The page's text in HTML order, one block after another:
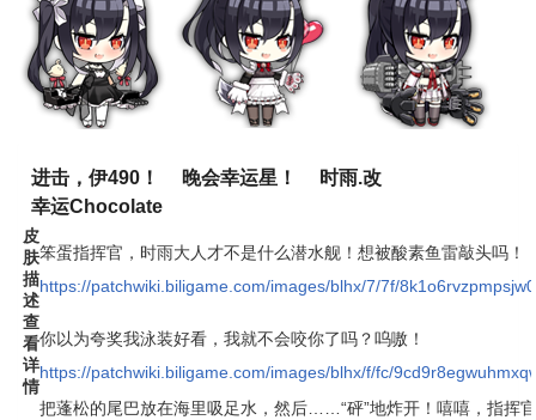
进击，伊490！ 晚会幸运星！
时雨.改
幸运Chocolate
皮
肤
描
述
笨蛋指挥官，时雨大人才不是什么潜水舰！想被酸素鱼雷敲头吗！
https://patchwiki.biligame.com/images/blhx/7/7f/
查
看
详
情
你以为夸奖我泳装好看，我就不会咬你了吗？呜嗷！
https://patchwiki.biligame.com/images/blhx/f/fc/
把蓬松的尾巴放在海里吸足水，然后……“砰”地炸开！嘻嘻，指挥